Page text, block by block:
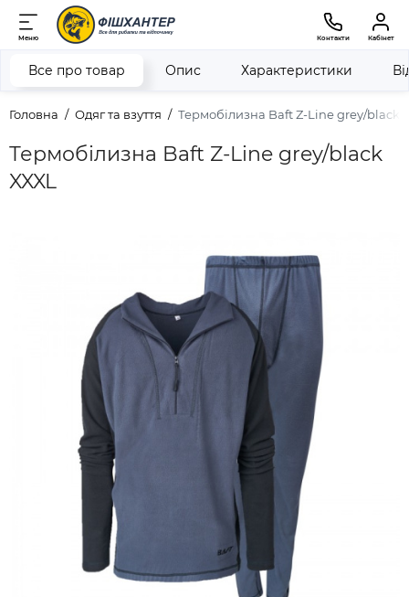
Меню Контакти Кабінет
Головна Одяг та взуття Термобілизна Baft Z-Line grey/black
Термобілизна Baft Z-Line grey/black
XXXL
Все про товар Опис Характеристики